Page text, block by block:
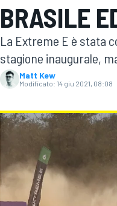
MOTOGP
BRASILE
La Extreme E è stata
stagione inaugurale,
Matt Kew
Modificato: 14 giu 2021, 08:08